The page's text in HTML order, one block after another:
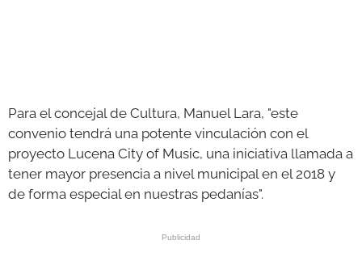
Para el concejal de Cultura, Manuel Lara, "este
convenio tendrá una potente vinculación con el
proyecto Lucena City of Music, una iniciativa llamada a
tener mayor presencia a nivel municipal en el 2018 y
de forma especial en nuestras pedanías".